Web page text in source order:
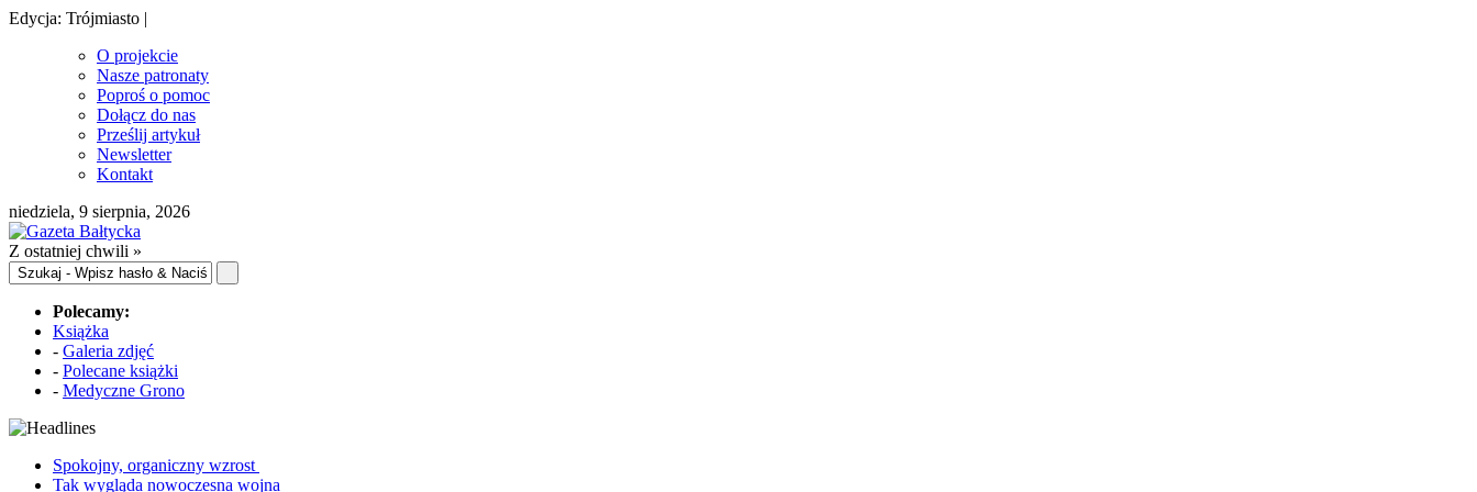
Edycja: Trójmiasto |
O projekcie
Nasze patronaty
Poproś o pomoc
Dołącz do nas
Prześlij artykuł
Newsletter
Kontakt
niedziela, 9 sierpnia, 2026
Z ostatniej chwili »
Polecamy:
Książka
- Galeria zdjęć
- Polecane książki
- Medyczne Grono
Spokojny, organiczny wzrost
Tak wygląda nowoczesna wojna